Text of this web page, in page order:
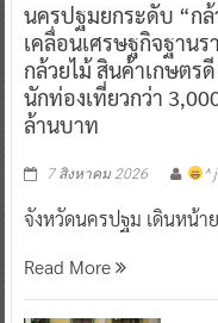
นครปฐมยกระดับ “ก
เคลื่อนเศรษฐกิจฐาน
กล้วยไม้ สินค้าเกษตร
นักท่องเที่ยวกว่า
ล้านบาท
7 สิงหาคม 2026 ^
จังหวัดนครปฐม เดินหน้า
Read More